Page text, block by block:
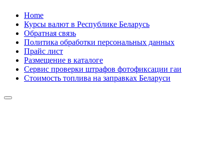
Skip
content
Home
Курсы валют в Республике Беларусь
Обратная связь
Политика обработки персональных данных
Прайс лист
Размещение в каталоге
Сервис проверки штрафов фотофиксации гаи
Стоимость топлива на заправках Беларуси